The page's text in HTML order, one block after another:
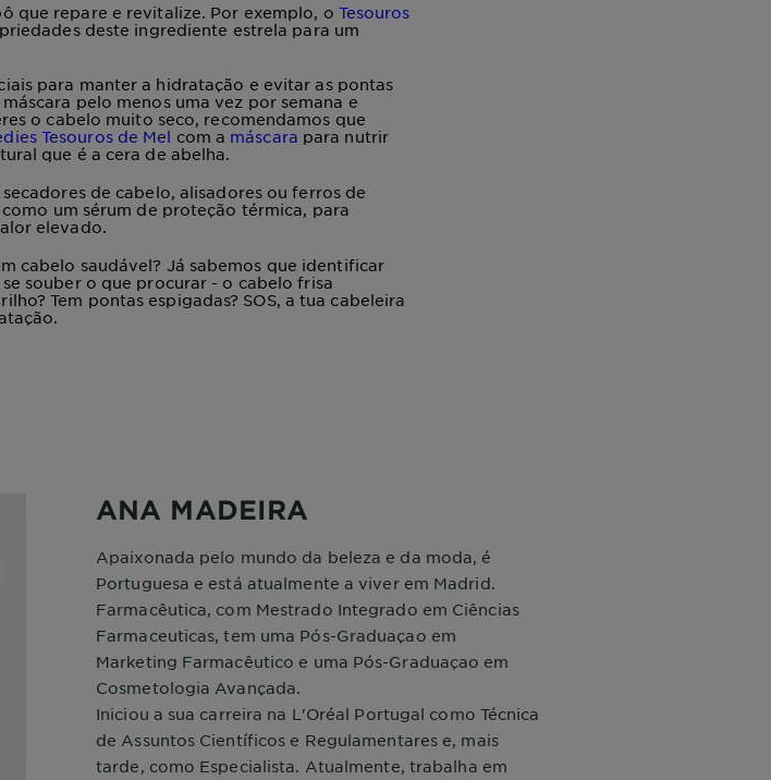
que repare e revitalize. Por exemplo, o Tesouros
deste ingrediente estrela para um
para manter a hidratação e evitar as pontas
pelo menos uma vez por semana e
o cabelo muito seco, recomendamos que
Tesourosde Mel com a máscara para nutrir
que é a cera de abelha.
de cabelo, alisadores ou ferros de
um sérum de proteção térmica, para
elevado.
cabelo saudável? Já sabemos que identificar
souber o que procurar - o cabelo frisa
Tem pontas espigadas? SOS, a tua cabeleira
ANA MADEIRA
Apaixonada pelo mundo da beleza e da moda, é
Portuguesa e está atualmente a viver em Madrid.
Farmacêutica, com Mestrado Integrado em Ciências
Farmaceuticas, tem uma Pós-Graduaçao em
Marketing Farmacêutico e uma Pós-Graduaçao em
Cosmetologia Avançada.
Iniciou a sua carreira na L'Oréal Portugal como Técnica
de Assuntos Científicos e Regulamentares e, mais
tarde, como Especialista. Atualmente, trabalha em